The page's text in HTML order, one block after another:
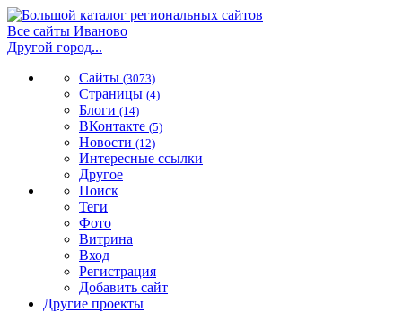
Все сайты Иваново
Другой город...
Сайты (3073)
Страницы (4)
Блоги (14)
ВКонтакте (5)
Новости (12)
Интересные ссылки
Другое
Поиск
Теги
Фото
Витрина
Вход
Регистрация
Добавить сайт
Другие проекты